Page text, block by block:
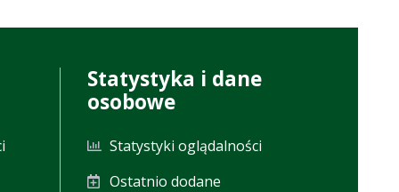
Statystyka i dane
osobowe
Statystyki oglądalności
Ostatnio dodane